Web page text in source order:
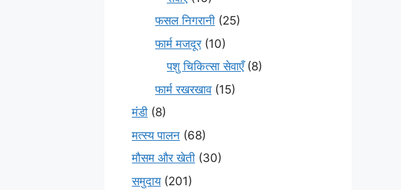
फसल निगरानी (25)
फार्म मजदूर(10)
पशु चिकित्सा सेवाएँ(8)
फार्म रखरखाव(15)
मंडी (8)
मत्स्य पालन (68)
मौसम और खेती (30)
समुदाय(201)